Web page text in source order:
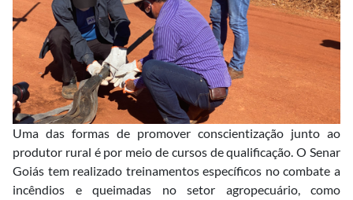
Uma das formas de promover conscientização junto ao
produtor rural é por meio de cursos de qualificação. O Senar
Goiás tem realizado treinamentos específicos no combate a
incêndios e queimadas no setor agropecuário, como